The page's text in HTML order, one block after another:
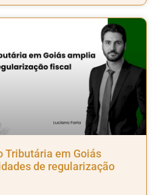
Tributária em Goiás
de regularização